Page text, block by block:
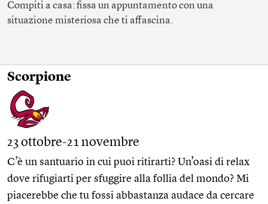
Compiti a casa: fissa un appuntamento con una
situazione misteriosa che ti affascina.
Scorpione
23 ottobre-21 novembre
C’è un santuario in cui puoi ritirarti? Un’oasi di relax
dove rifugiarti per sfuggire alla follia del mondo? Mi
piacerebbe che tu fossi abbastanza audace da cercare